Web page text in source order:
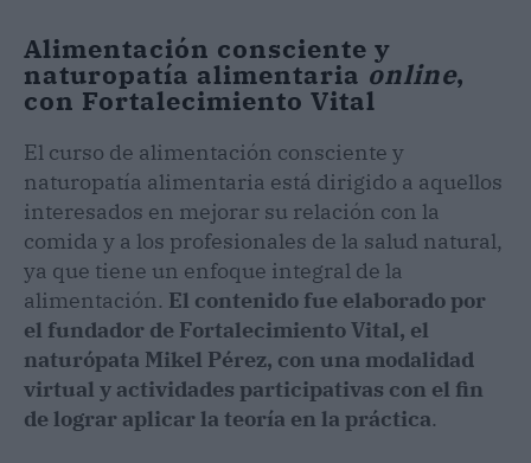
Alimentación consciente y
naturopatía alimentaria online,
con Fortalecimiento Vital
El curso de alimentación consciente y
naturopatía alimentaria está dirigido a aquellos
interesados en mejorar su relación con la
comida y a los profesionales de la salud natural,
ya que tiene un enfoque integral de la
alimentación. El contenido fue elaborado por
el fundador de Fortalecimiento Vital, el
naturópata Mikel Pérez, con una modalidad
virtual y actividades participativas con el fin
de lograr aplicar la teoría en la práctica.